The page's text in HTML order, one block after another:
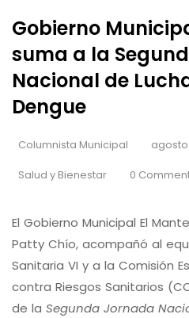
Gobierno
suma a la
Nacional de
Dengue
Columnista Municipal
agosto
Salud y Bienestar
0
El Gobierno Municipal El
Patty Chío, acompañó al
Sanitaria VI y a la Comisión
contra Riesgos Sanitarios
de la Segunda Jornada